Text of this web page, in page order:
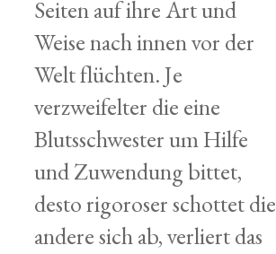
Seiten auf ihre Art und
Weise nach innen vor der
Welt flüchten. Je
verzweifelter die eine
Blutsschwester um Hilfe
und Zuwendung bittet,
desto rigoroser schottet die
andere sich ab, verliert das